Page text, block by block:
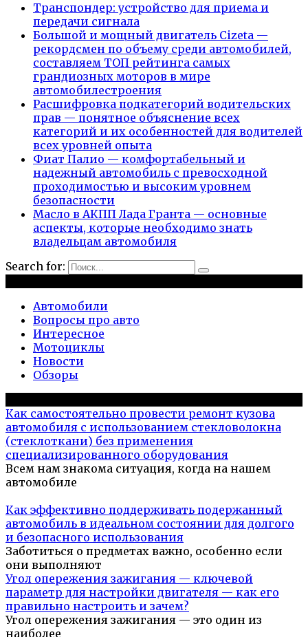
Транспондер: устройство для приема и
передачи сигнала
Большой и мощный двигатель Cizeta —
рекордсмен по объему среди автомобилей,
составляем ТОП рейтинга самых
грандиозных моторов в мире
автомобилестроения
Расшифровка подкатегорий водительских
прав — понятное объяснение всех
категорий и их особенностей для водителей
всех уровней опыта
Фиат Палио — комфортабельный и
надежный автомобиль с превосходной
проходимостью и высоким уровнем
безопасности
Масло в АКПП Лада Гранта — основные
аспекты, которые необходимо знать
владельцам автомобиля
Search for:
Автомобили
Вопросы про авто
Интересное
Мотоциклы
Новости
Обзоры
Как самостоятельно провести ремонт кузова
автомобиля с использованием стекловолокна
(стеклоткани) без применения
специализированного оборудования
Всем нам знакома ситуация, когда на нашем
автомобиле
Как эффективно поддерживать подержанный
автомобиль в идеальном состоянии для долгого
и безопасного использования
Заботиться о предметах важно, особенно если
они выполняют
Угол опережения зажигания — ключевой
параметр для настройки двигателя — как его
правильно настроить и зачем?
Угол опережения зажигания — это один из
наиболее